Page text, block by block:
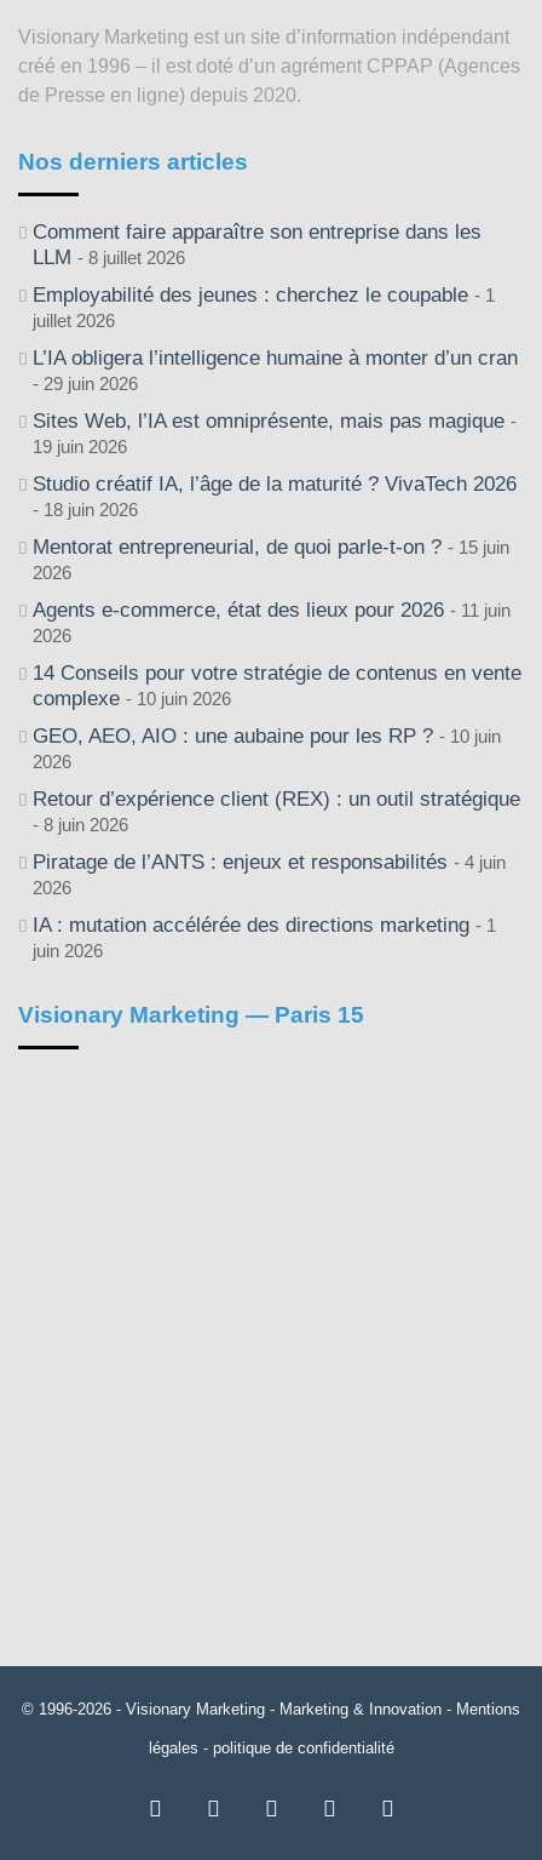
2003
Visionary Marketing est un site d’information indépendant
créé en 1996 – il est doté d’un agrément CPPAP (Agences
de Presse en ligne) depuis 2020.
Nos derniers articles
Comment faire apparaître son entreprise dans les
LLM
8 juillet 2026
Employabilité des jeunes : cherchez le coupable
1
juillet 2026
L’IA obligera l’intelligence humaine à monter d’un cran
29 juin 2026
Sites Web, l’IA est omniprésente, mais pas magique
19 juin 2026
Studio créatif IA, l’âge de la maturité ? VivaTech 2026
18 juin 2026
Mentorat entrepreneurial, de quoi parle-t-on ?
15 juin
2026
Agents e-commerce, état des lieux pour 2026
11 juin
2026
14 Conseils pour votre stratégie de contenus en vente
complexe
10 juin 2026
GEO, AEO, AIO : une aubaine pour les RP ?
10 juin
2026
Retour d’expérience client (REX) : un outil stratégique
8 juin 2026
Piratage de l’ANTS : enjeux et responsabilités
4 juin
2026
IA : mutation accélérée des directions marketing
1
juin 2026
Visionary Marketing — Paris 15
© 1996-2026 - Visionary Marketing - Marketing & Innovation - Mentions
légales - politique de confidentialité
Facebook Linkedin